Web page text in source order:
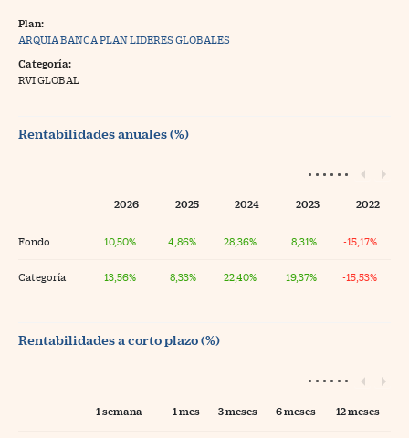
Plan:
ARQUIA BANCA PLAN LIDERES GLOBALES
Categoría:
RVI GLOBAL
Rentabilidades anuales (%)
2026 2025 2024 2023 2022
Fondo 10,50% 4,86% 28,36% 8,31% -15,17%
Categoría 13,56% 8,33% 22,40% 19,37% -15,53%
Rentabilidades a corto plazo (%)
1 semana 1 mes 3 meses 6 meses 12 meses